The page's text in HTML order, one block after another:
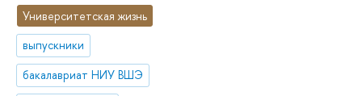
Университетская жизнь
выпускники
бакалавриат НИУ ВШЭ